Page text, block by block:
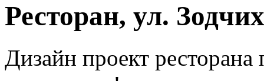
Ресторан, ул.
Дизайн проект